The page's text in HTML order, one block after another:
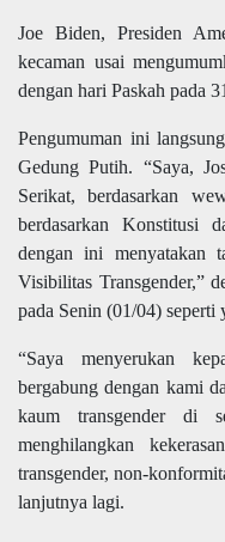
Joe Biden, Presiden
kecaman usai
dengan hari Paskah pada
Pengumuman ini
Gedung Putih. “Saya,
Serikat, berdasarkan
berdasarkan Konstitusi
dengan ini menyatakan
Visibilitas Transgender,”
pada Senin (01/04) seperti
“Saya menyerukan
bergabung dengan kami
kaum transgender di
menghilangkan
transgender, non-
lanjutnya lagi.